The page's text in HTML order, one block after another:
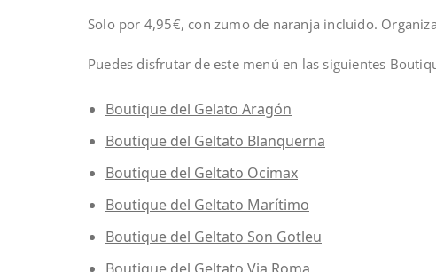
Solo por 4,95€, con zumo de naranja incluido.
Puedes disfrutar de este menú en las siguientes
Boutique del Gelato Aragón
Boutique del Geltato Blanquerna
Boutique del Geltato Ocimax
Boutique del Geltato Marítimo
Boutique del Geltato Son Gotleu